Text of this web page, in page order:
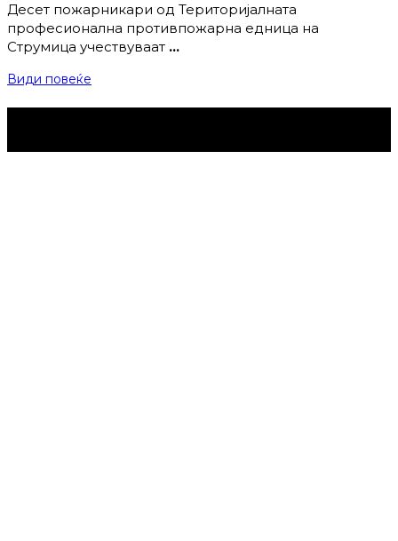
Десет пожарникари од Територијалната
професионална противпожарна едница на
Струмица учествуваат …
Види повеќе